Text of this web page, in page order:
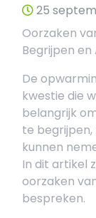
25
Oorzaken
Begrijpen
De
kwestie die
belangrijk
te
kunnen
In dit artikel
oorzaken
bespreken.